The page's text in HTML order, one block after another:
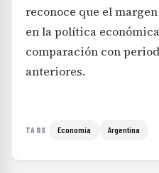
reconoce que el
en la política
comparación con
anteriores.
TAGS Economía Argentina